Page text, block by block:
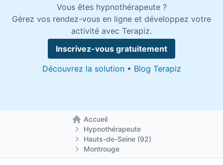
Vous êtes hypnothérapeute ?
Gérez vos rendez-vous en ligne et développez votre
activité avec Terapiz.
Inscrivez-vous gratuitement
Découvrez la solution• Blog Terapiz
Accueil
Retour à la page d'accueil
Hypnothérapeute
Hauts-de-Seine (92)
Montrouge